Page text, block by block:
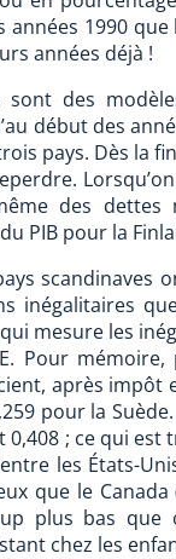
1990 que
années déjà !
sont des
début des
pays. Dès la
des
PIB pour la
scandinaves
inégalitaires
mesure les
Pour
après impôt
pour la
0,408 ; ce qui
les États-
que le
plus bas
chez les